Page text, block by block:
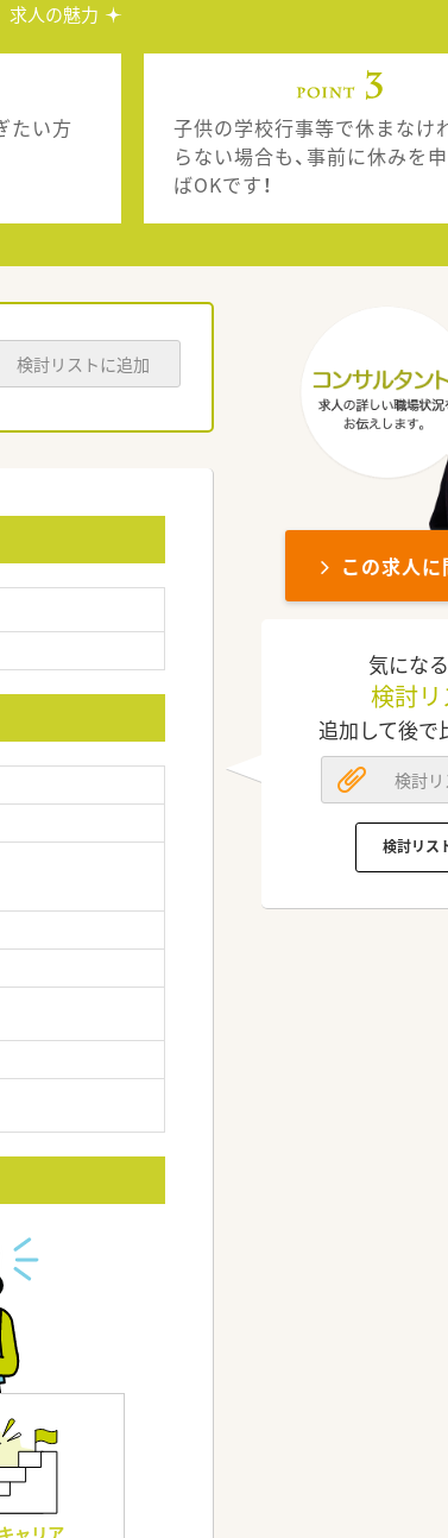
求人の魅力
たい方
子供の学校行事等で休まなけ
らない場合も、事前に休みを
ばOKです！
検討リストに追加
この求人
気にな
検討リ
追加して後で
検討
検討リス